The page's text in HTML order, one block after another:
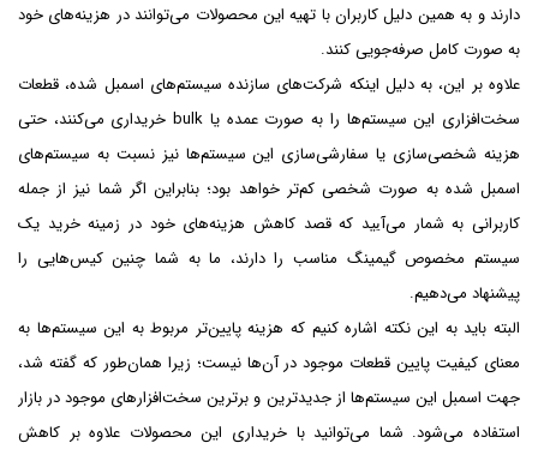
دارند و به همین دلیل کاربران با تهیه این محصولات می‌توانند در هزینه‌های خود
به صورت کامل صرفه‌جویی کنند.
علاوه بر این، به دلیل اینکه شرکت‌های سازنده سیستم‌های اسمبل شده، قطعات
سخت‌افزاری این سیستم‌ها را به صورت عمده یا bulk خریداری می‌کنند، حتی
هزینه شخصی‌سازی یا سفارشی‌سازی این سیستم‌ها نیز نسبت به سیستم‌های
اسمبل شده به صورت شخصی کم‌تر خواهد بود؛ بنابراین اگر شما نیز از جمله
کاربرانی به شمار می‌آيید که قصد کاهش هزینه‌های خود در زمینه خرید یک
سیستم مخصوص گیمینگ مناسب را دارند، ما به شما چنین کیس‌هایی را
پیشنهاد می‌دهیم.
البته باید به این نکته اشاره کنیم که هزینه پایین‌تر مربوط به این سیستم‌ها به
معنای کیفیت پایین قطعات موجود در آن‌ها نیست؛ زیرا همان‌طور که گفته شد،‌
جهت اسمبل این سیستم‌ها از جدیدترین و برترین سخت‌افزارهای موجود در بازار
استفاده می‌شود. شما می‌توانید با خریداری این محصولات علاوه بر کاهش